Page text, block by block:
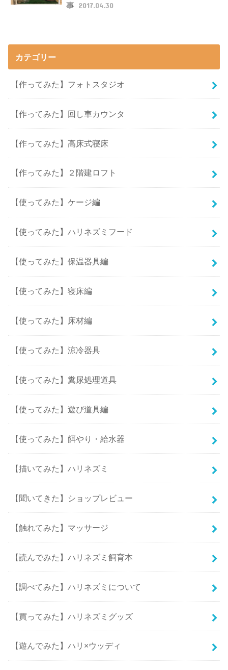
事 2017.04.30
カテゴリー
【作ってみた】フォトスタジオ
【作ってみた】回し車カウンタ
【作ってみた】高床式寝床
【作ってみた】２階建ロフト
【使ってみた】ケージ編
【使ってみた】ハリネズミフード
【使ってみた】保温器具編
【使ってみた】寝床編
【使ってみた】床材編
【使ってみた】涼冷器具
【使ってみた】糞尿処理道具
【使ってみた】遊び道具編
【使ってみた】餌やり・給水器
【描いてみた】ハリネズミ
【聞いてきた】ショップレビュー
【触れてみた】マッサージ
【読んでみた】ハリネズミ飼育本
【調べてみた】ハリネズミについて
【買ってみた】ハリネズミグッズ
【遊んでみた】ハリ×ウッディ